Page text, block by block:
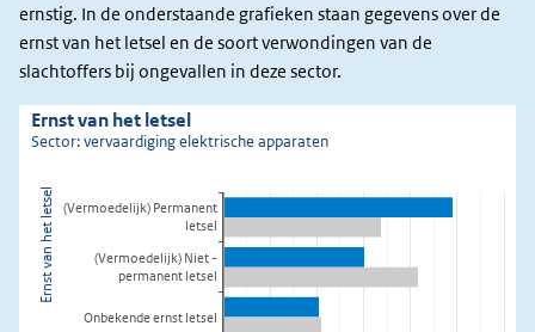
ernstig. In de onderstaande grafieken staan gegevens over de
ernst van het letsel en de soort verwondingen van de
slachtoffers bij ongevallen in deze sector.